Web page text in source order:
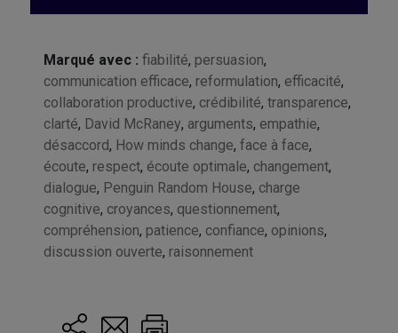
Marqué avec : fiabilité, persuasion,
communication efficace, reformulation, efficacité,
collaboration productive, crédibilité, transparence,
clarté, David McRaney, arguments, empathie,
désaccord, How minds change, face à face,
écoute, respect, écoute optimale, changement,
dialogue, Penguin Random House, charge
cognitive, croyances, questionnement,
compréhension, patience, confiance, opinions,
discussion ouverte, raisonnement